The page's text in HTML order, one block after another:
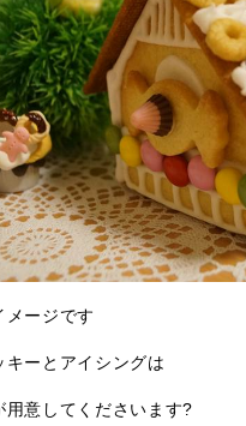
ージです
キーとアイシングは
用意してくださいます?